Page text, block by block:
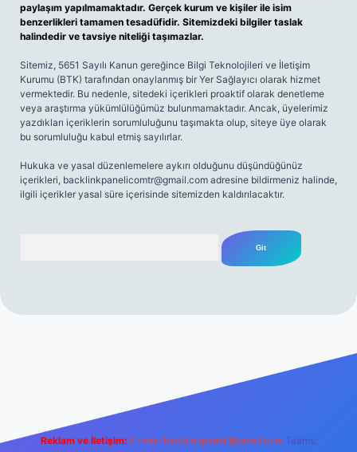
paylaşım yapılmamaktadır. Gerçek kurum ve kişiler ile isim
benzerlikleri tamamen tesadüfidir. Sitemizdeki bilgiler taslak
halindedir ve tavsiye niteliği taşımazlar.
Sitemiz, 5651 Sayılı Kanun gereğince Bilgi Teknolojileri ve İletişim
Kurumu (BTK) tarafından onaylanmış bir Yer Sağlayıcı olarak hizmet
vermektedir. Bu nedenle, sitedeki içerikleri proaktif olarak denetleme
veya araştırma yükümlülüğümüz bulunmamaktadır. Ancak, üyelerimiz
yazdıkları içeriklerin sorumluluğunu taşımakta olup, siteye üye olarak
bu sorumluluğu kabul etmiş sayılırlar.
Hukuka ve yasal düzenlemelere aykırı olduğunu düşündüğünüz
içerikleri, backlinkpanelicomtr@gmail.com adresine bildirmeniz halinde,
ilgili içerikler yasal süre içerisinde sitemizden kaldırılacaktır.
Reklam ve İletişim: E-mail: backlinkpaneli@gmail.com Teams: